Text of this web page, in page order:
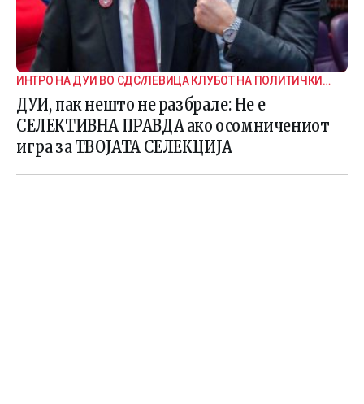
ИНТРО НА ДУИ ВО СДС/ЛЕВИЦА КЛУБОТ НА ПОЛИТИЧКИ
СТРВИНАРИ
ДУИ, пак нешто не разбрале: Не е
СЕЛЕКТИВНА ПРАВДА ако осомничениот
игра за ТВОЈАТА СЕЛЕКЦИЈА